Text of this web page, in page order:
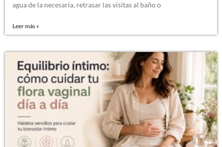
agua de la necesaria, retrasar las visitas al baño o
Leer más »